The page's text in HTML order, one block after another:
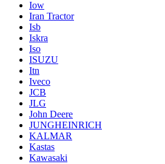
Iow
Iran Tractor
Isb
Iskra
Iso
ISUZU
Itn
Iveco
JCB
JLG
John Deere
JUNGHEINRICH
KALMAR
Kastas
Kawasaki